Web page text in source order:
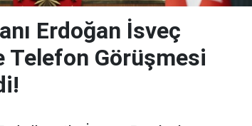
Erdoğan İsveç
Telefon Görüşmesi